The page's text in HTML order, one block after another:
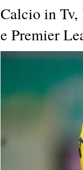
Calcio in Tv,
e Premier